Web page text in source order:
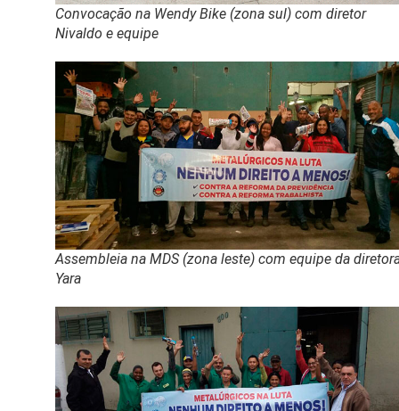
Convocação na Wendy Bike (zona sul) com diretor
Nivaldo e equipe
Assembleia na MDS (zona leste) com equipe da
Yara